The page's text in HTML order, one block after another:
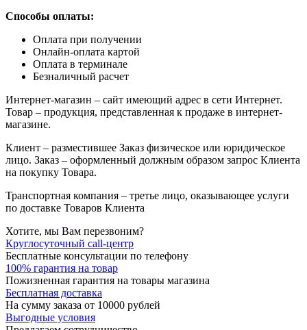
Способы оплаты:
Оплата при получении
Онлайн-оплата картой
Оплата в терминале
Безналичный расчет
Интернет-магазин – сайт имеющий адрес в сети Интернет.
Товар – продукция, представленная к продаже в интернет-
магазине.
Клиент – разместившее Заказ физическое или юридическое
лицо. Заказ – оформленный должным образом запрос Клиента
на покупку Товара.
Транспортная компания – третье лицо, оказывающее услуги
по доставке Товаров Клиента
Хотите, мы Вам перезвоним?
Круглосуточный call-центр
Бесплатные консультации по телефону
100% гарантия на товар
Пожизненная гарантия на товары магазина
Бесплатная доставка
На сумму заказа от 10000 рублей
Выгодные условия